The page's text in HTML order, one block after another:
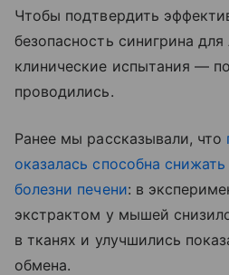
Чтобы подтвердить
безопасность синигрина
клинические испытания —
проводились.
Ранее мы рассказывали, что
оказалась способна
болезни печени: в
экстрактом у мышей
в тканях и улучшились
обмена.